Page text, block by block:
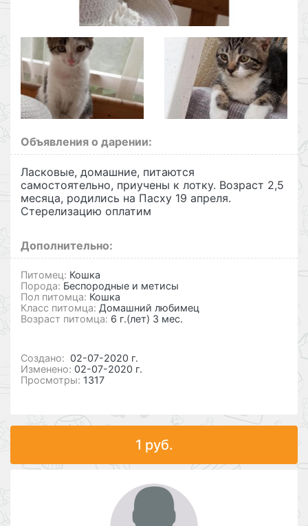
Объявления о дарении:
Ласковые, домашние, питаются
самостоятельно, приучены к лотку. Возраст 2,5
месяца, родились на Пасху 19 апреля.
Стерелизацию оплатим
Дополнительно:
Питомец: Кошка
Порода: Беспородные и метисы
Пол питомца: Кошка
Класс питомца: Домашний любимец
Возраст питомца: 6 г.(лет) 3 мес.
Cоздано: 02-07-2020 г.
Изменено: 02-07-2020 г.
Просмотры: 1317
1 руб.